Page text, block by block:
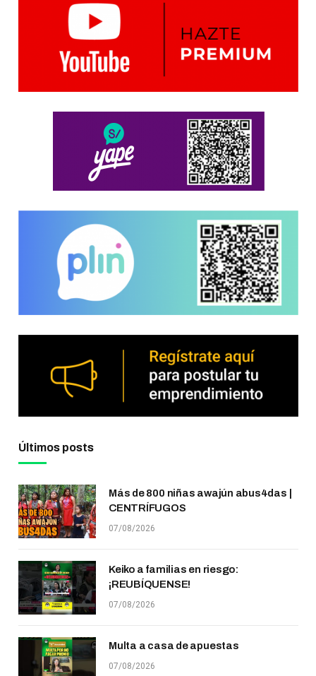
Últimos posts
Más de 800 niñas awajún abus4das |
CENTRÍFUGOS
07/08/2026
Keiko a familias en riesgo:
¡REUBÍQUENSE!
07/08/2026
Multa a casa de apuestas
07/08/2026